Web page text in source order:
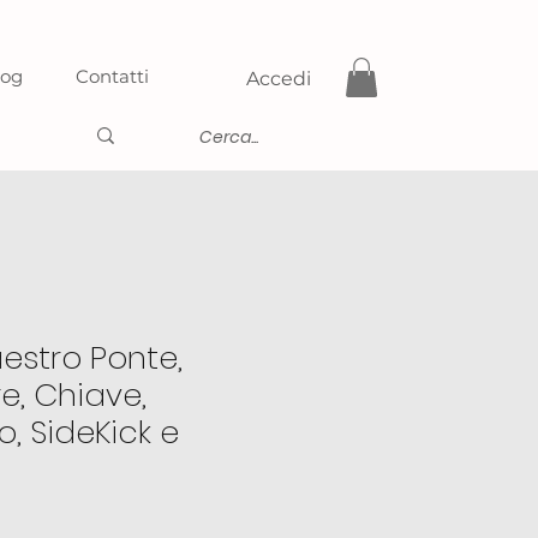
Contatti Accedi
Ponte,
Chiave,
SideKick e